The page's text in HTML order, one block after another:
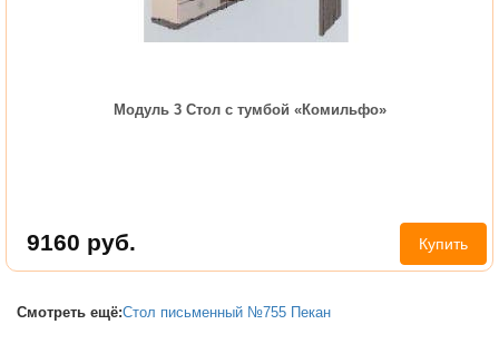
Модуль 3 Стол с тумбой «Комильфо»
9160 руб. Купить
Смотреть ещё:Стол письменный №755 Пекан